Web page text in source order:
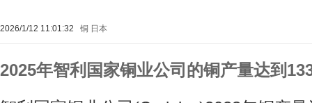
2026/1/12 11:01:32 铜 日本
2025年智利国家铜业公司的铜产量达到